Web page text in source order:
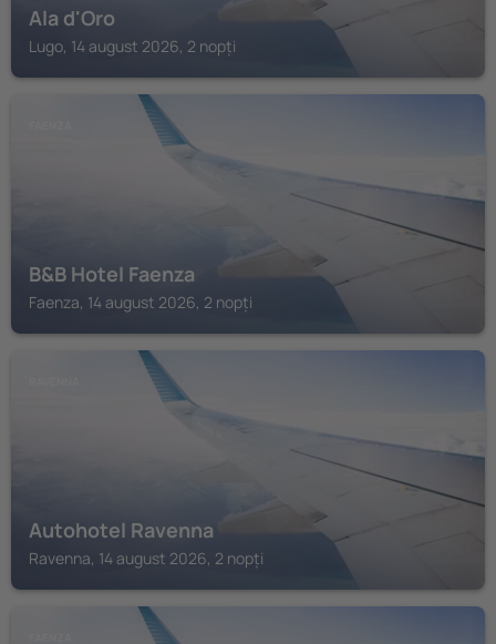
Ala d'Oro
Lugo, 14 august 2026, 2 nopți
B&B Hotel Faenza
Faenza, 14 august 2026, 2 nopți
Autohotel Ravenna
Ravenna, 14 august 2026, 2 nopți